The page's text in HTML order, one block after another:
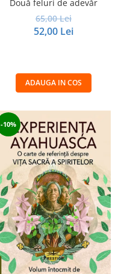
Două feluri de adevăr
65,00 Lei
52,00 Lei
ADAUGA IN COS
-10%